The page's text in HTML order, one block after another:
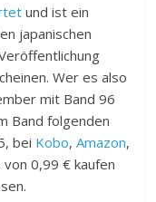
und ist ein
japanischen
Wer es also
mit Band 96
Band folgenden
bei Kobo,Amazon,
von 0,99 € kaufen